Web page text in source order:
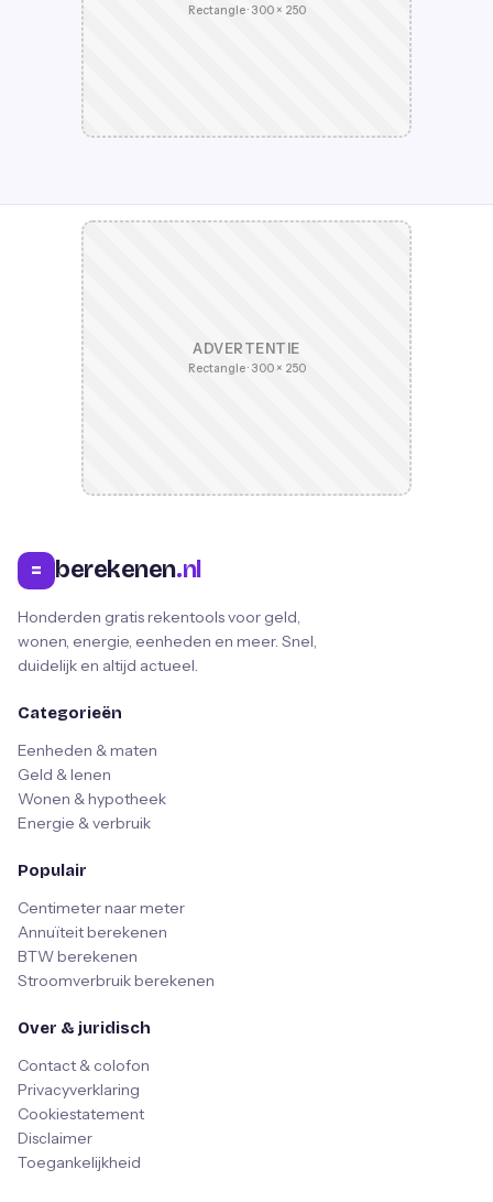
Rectangle · 300 × 250
ADVERTENTIE
Rectangle · 300 × 250
= berekenen.nl
Honderden gratis rekentools voor geld,
wonen, energie, eenheden en meer. Snel,
duidelijk en altijd actueel.
Categorieën
Eenheden & maten
Geld & lenen
Wonen & hypotheek
Energie & verbruik
Populair
Centimeter naar meter
Annuïteit berekenen
BTW berekenen
Stroomverbruik berekenen
Over & juridisch
Contact & colofon
Privacyverklaring
Cookiestatement
Disclaimer
Toegankelijkheid